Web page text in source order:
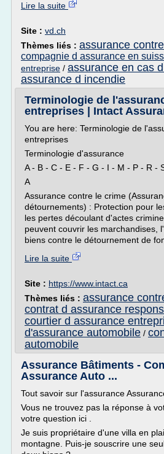
Lire la suite
Site : vd.ch
Thèmes liés : assurance
compagnie d assurance en
entreprise / assurance en cas
assurance d incendie
Terminologie de
entreprises | Intact
You are here: Terminologie de
entreprises
Terminologie d'assurance
A - B - C - E - F - G - I - M - P - R -
A
Assurance contre le crime
détournements) : Protection pour
les pertes découlant d'actes
peuvent couvrir les marchandises,
biens contre le détournement de
Lire la suite
Site : https://www.intact.ca
Thèmes liés : assurance
contrat d assurance
courtier d assurance
d'assurance automobile /
automobile
Assurance Bâtiments -
Assurance Auto ...
Tout savoir sur l'assurance
Vous ne trouvez pas la réponse à
votre question ici .
Je suis propriétaire d'une villa en
montagne. Puis-je souscrire une